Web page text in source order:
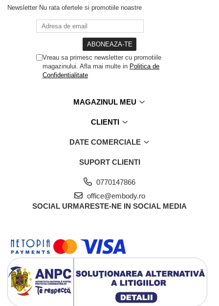
Newsletter Nu rata ofertele si promotiile noastre
Vreau sa primesc newsletter cu promotiile
magazinului. Afla mai multe in Politica de
Confidentialitate
MAGAZINUL MEU
CLIENTI
DATE COMERCIALE
SUPORT CLIENTI
0770147866
office@embody.ro
SOCIAL URMARESTE-NE IN SOCIAL MEDIA